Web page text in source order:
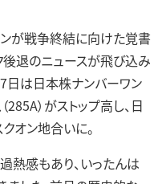
が戦争終結に向けた覚書
退のニュースが飛び込み
日は日本株ナンバーワン
）がストップ高し、日
オン地合いに。
熱感もあり、いったんは